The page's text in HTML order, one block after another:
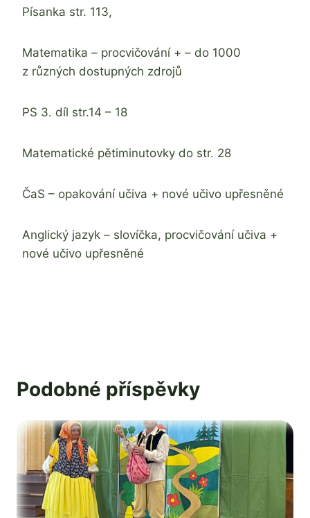
Písanka str. 113,
Matematika – procvičování + – do 1000
z různých dostupných zdrojů
PS 3. díl str.14 – 18
Matematické pětiminutovky do str. 28
ČaS – opakování učiva + nové učivo upřesněné
Anglický jazyk – slovíčka, procvičování učiva +
nové učivo upřesněné
Podobné příspěvky